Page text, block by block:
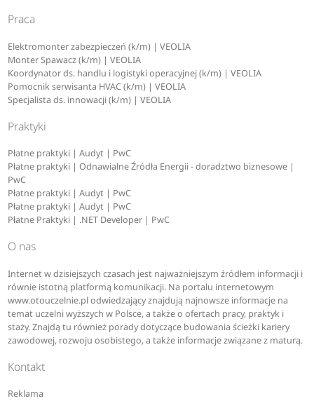
Praca
Elektromonter zabezpieczeń (k/m) | VEOLIA
Monter Spawacz (k/m) | VEOLIA
Koordynator ds. handlu i logistyki operacyjnej (k/m) | VEOLIA
Pomocnik serwisanta HVAC (k/m) | VEOLIA
Specjalista ds. innowacji (k/m) | VEOLIA
Praktyki
Płatne praktyki | Audyt | PwC
Płatne praktyki | Odnawialne Źródła Energii - doradztwo biznesowe |
PwC
Płatne praktyki | Audyt | PwC
Płatne praktyki | Audyt | PwC
Płatne Praktyki | .NET Developer | PwC
O nas
Internet w dzisiejszych czasach jest najważniejszym źródłem informacji i
równie istotną platformą komunikacji. Na portalu internetowym
www.otouczelnie.pl odwiedzający znajdują najnowsze informacje na
temat uczelni wyższych w Polsce, a także o ofertach pracy, praktyk i
staży. Znajdą tu również porady dotyczące budowania ścieżki kariery
zawodowej, rozwoju osobistego, a także informacje związane z maturą.
Kontakt
Reklama